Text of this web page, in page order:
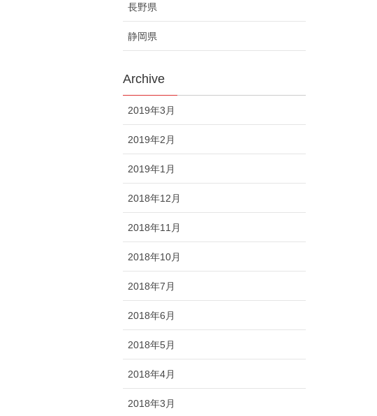
長野県
静岡県
Archive
2019年3月
2019年2月
2019年1月
2018年12月
2018年11月
2018年10月
2018年7月
2018年6月
2018年5月
2018年4月
2018年3月